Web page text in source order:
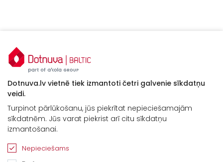
Dotnuva.lv vietnē tiek izmantoti četri galvenie sīkdatņu
veidi.
Turpinot pārlūkošanu, jūs piekrītat nepieciešamajām
sīkdatnēm. Jūs varat piekrist arī citu sīkdatņu
izmantošanai.
Nepieciešams